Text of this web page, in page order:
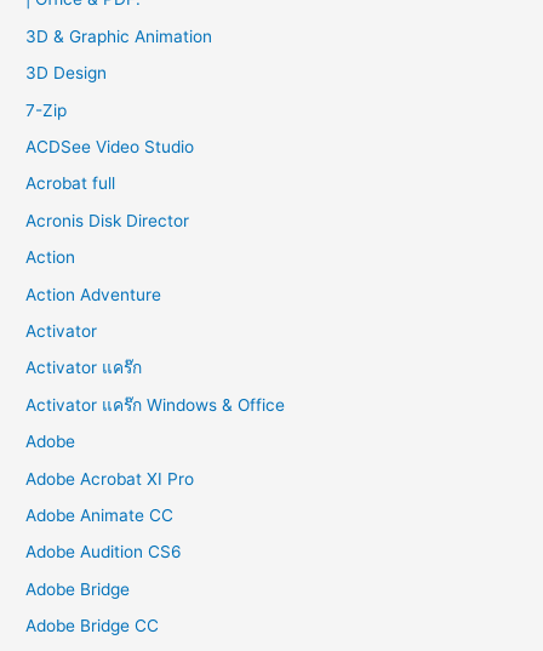
f
o
3D & Graphic Animation
3D Design
7-Zip
ACDSee Video Studio
Acrobat full
Acronis Disk Director
Action
Action Adventure
Activator
Activator แคร๊ก
Activator แคร๊ก Windows & Office
Adobe
Adobe Acrobat XI Pro
Adobe Animate CC
Adobe Audition CS6
Adobe Bridge
Adobe Bridge CC